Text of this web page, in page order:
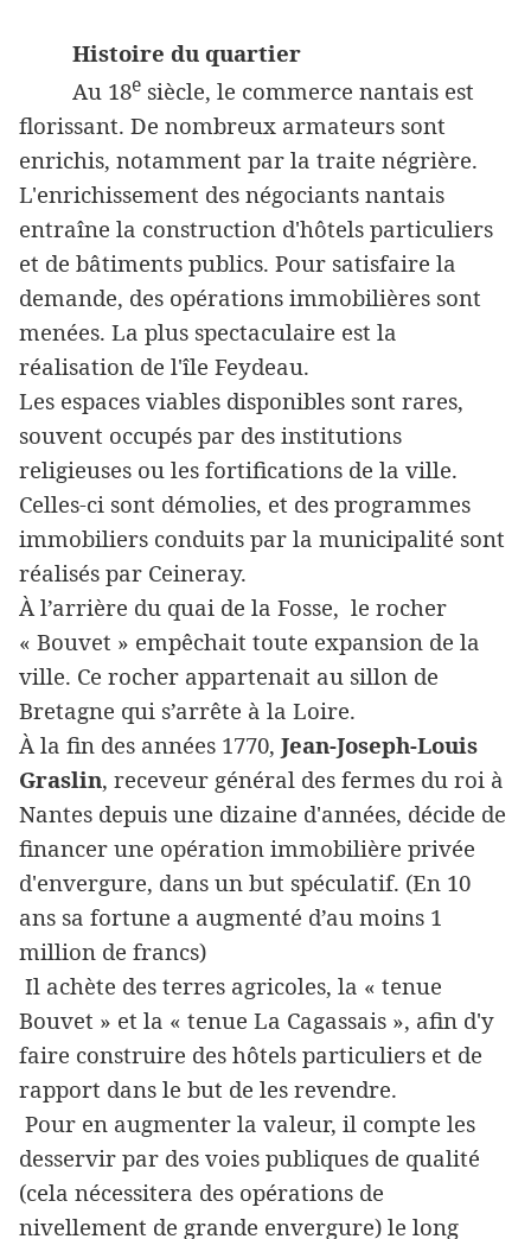
Histoire du quartier
Au 18e siècle, le commerce nantais est
florissant. De nombreux armateurs sont
enrichis, notamment par la traite négrière.
L'enrichissement des négociants nantais
entraîne la construction d'hôtels particuliers
et de bâtiments publics. Pour satisfaire la
demande, des opérations immobilières sont
menées. La plus spectaculaire est la
réalisation de l'île Feydeau.
Les espaces viables disponibles sont rares,
souvent occupés par des institutions
religieuses ou les fortifications de la ville.
Celles-ci sont démolies, et des programmes
immobiliers conduits par la municipalité sont
réalisés par Ceineray.
À l’arrière du quai de la Fosse, le rocher
« Bouvet » empêchait toute expansion de la
ville. Ce rocher appartenait au sillon de
Bretagne qui s’arrête à la Loire.
À la fin des années 1770, Jean-Joseph-Louis
Graslin, receveur général des fermes du roi à
Nantes depuis une dizaine d'années, décide de
financer une opération immobilière privée
d'envergure, dans un but spéculatif. (En 10
ans sa fortune a augmenté d’au moins 1
million de francs)
Il achète des terres agricoles, la « tenue
Bouvet » et la « tenue La Cagassais », afin d'y
faire construire des hôtels particuliers et de
rapport dans le but de les revendre.
Pour en augmenter la valeur, il compte les
desservir par des voies publiques de qualité
(cela nécessitera des opérations de
nivellement de grande envergure) le long